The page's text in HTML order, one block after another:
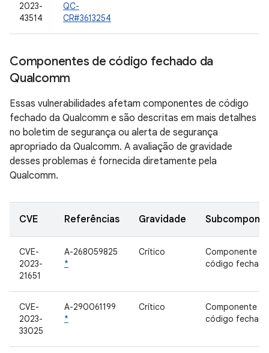
2023-
43514
QC-
CR#3613254
Componentes de código fechado da
Qualcomm
Essas vulnerabilidades afetam componentes de código
fechado da Qualcomm e são descritas em mais detalhes
no boletim de segurança ou alerta de segurança
apropriado da Qualcomm. A avaliação de gravidade
desses problemas é fornecida diretamente pela
Qualcomm.
CVE Referências Gravidade
CVE-
2023-
21651
A-268059825
*
Crítico
Componente de
código fechado
CVE-
2023-
33025
A-290061199
*
Crítico
Componente de
código fechado